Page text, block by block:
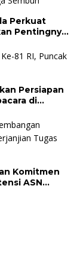
Perkuat
Pentingnya
Persiapan
di
Komitmen
ASN